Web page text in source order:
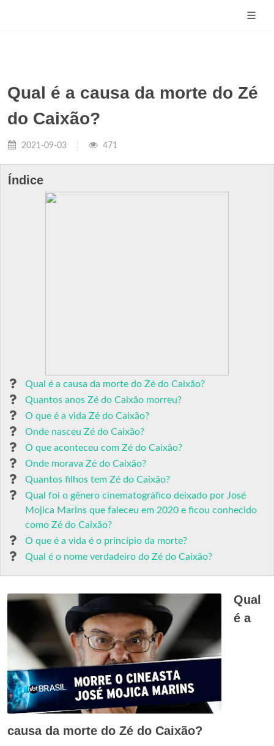
Qual é a causa da morte do Zé
do Caixão?
2021-09-03 471
Índice
Qual é a causa da morte do Zé do Caixão?
Quantos anos Zé do Caixão morreu?
O que é a vida Zé do Caixão?
Onde nasceu Zé do Caixão?
O que aconteceu com Zé do Caixão?
Onde morava Zé do Caixão?
Quantos filhos tem Zé do Caixão?
Qual foi o gênero cinematográfico deixado por José
Mojica Marins que faleceu em 2020 e ficou conhecido
como Zé do Caixão?
O que é a vida é o princípio da morte?
Qual é o nome verdadeiro do Zé do Caixão?
Qual
é a
causa da morte do Zé do Caixão?